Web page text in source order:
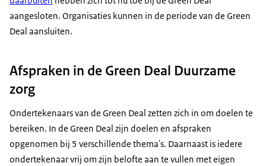
aangesloten. Organisaties kunnen in de periode van de Green
Deal aansluiten.
Afspraken in de Green Deal Duurzame
zorg
Ondertekenaars van de Green Deal zetten zich in om doelen te
bereiken. In de Green Deal zijn doelen en afspraken
opgenomen bij 5 verschillende thema's. Daarnaast is iedere
ondertekenaar vrij om zijn belofte aan te vullen met eigen